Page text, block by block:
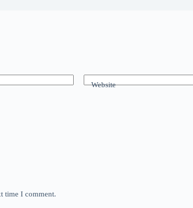
Website
time I comment.